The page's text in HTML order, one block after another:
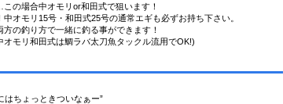
の場合中オモリor和田式で狙います！
モリ15号・和田式25号の通常エギも必ずお持ち下さい。
の釣り方で一緒に釣る事ができます！
モリ和田式は鯛ラバ太刀魚タックル流用でOK!)
はちょっときついなぁー”